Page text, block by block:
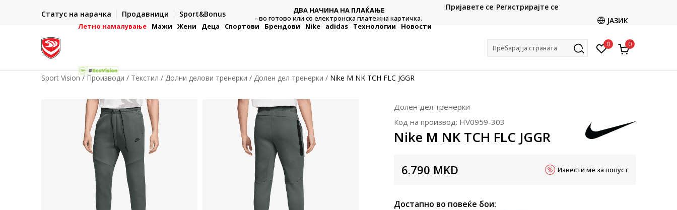
Статус на нарачка Продавници Sport&Bonus
- на сите нарачки во готово или со електронска платежна
ДВА НАЧИНА НА ПЛАЌАЊЕ
- во готово или со електронска платежна картичка.
CLICK & COLLECT
Платете со картичка online и подигнете во продавницата
Пријавете се Регистрирајте се
ЈАЗИК
Летно намалување Мажи Жени Деца Спортови Брендови Nike adidas Технологии Новости
Пребарај ја страната 0 0
Sport Vision Производи Текстил Долни делови тренерки Долен дел тренерки Nike M NK TCH FLC JGGR
Долен дел тренерки
Код на производ: HV0959-303
Nike M NK TCH FLC JGGR
6.790 MKD Извести ме за попуст
Достапно во повеќе бои: